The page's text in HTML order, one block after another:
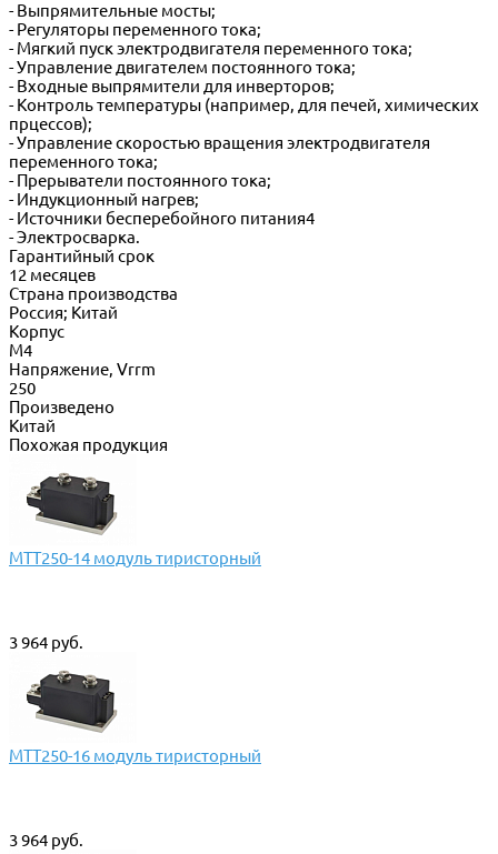
- Выпрямительные мосты;
- Регуляторы переменного тока;
- Мягкий пуск электродвигателя переменного тока;
- Управление двигателем постоянного тока;
- Входные выпрямители для инверторов;
- Контроль температуры (например, для печей, химических
прцессов);
- Управление скоростью вращения электродвигателя
переменного тока;
- Прерыватели постоянного тока;
- Индукционный нагрев;
- Источники бесперебойного питания4
- Электросварка.
Гарантийный срок
12 месяцев
Страна производства
Россия; Китай
Корпус
М4
Напряжение, Vrrm
250
Произведено
Китай
Похожая продукция
МТТ250-14 модуль тиристорный
3 964 руб.
МТТ250-16 модуль тиристорный
3 964 руб.